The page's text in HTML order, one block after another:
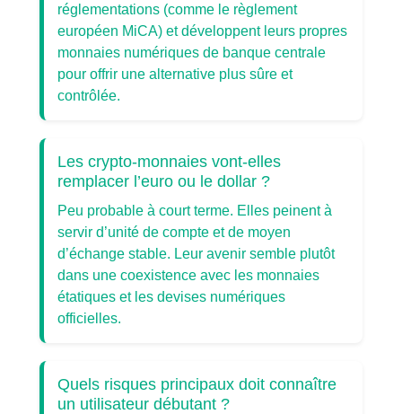
réglementations (comme le règlement
européen MiCA) et développent leurs propres
monnaies numériques de banque centrale
pour offrir une alternative plus sûre et
contrôlée.
Les crypto-monnaies vont-elles
remplacer l’euro ou le dollar ?
Peu probable à court terme. Elles peinent à
servir d’unité de compte et de moyen
d’échange stable. Leur avenir semble plutôt
dans une coexistence avec les monnaies
étatiques et les devises numériques
officielles.
Quels risques principaux doit connaître
un utilisateur débutant ?